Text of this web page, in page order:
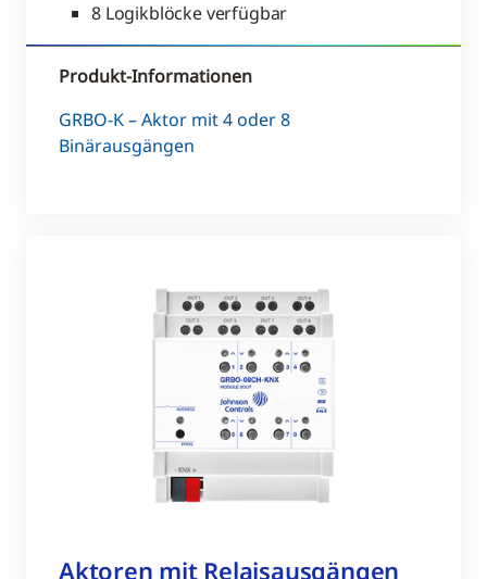
8 Logikblöcke verfügbar
Produkt-Informationen
GRBO-K – Aktor mit 4 oder 8
Binärausgängen
Aktoren mit Relaisausgängen